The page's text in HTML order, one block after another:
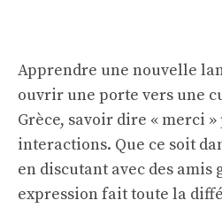
Apprendre une nouvelle
ouvrir une porte vers une
Grèce, savoir dire « merci
interactions. Que ce soit
en discutant avec des amis
expression fait toute la